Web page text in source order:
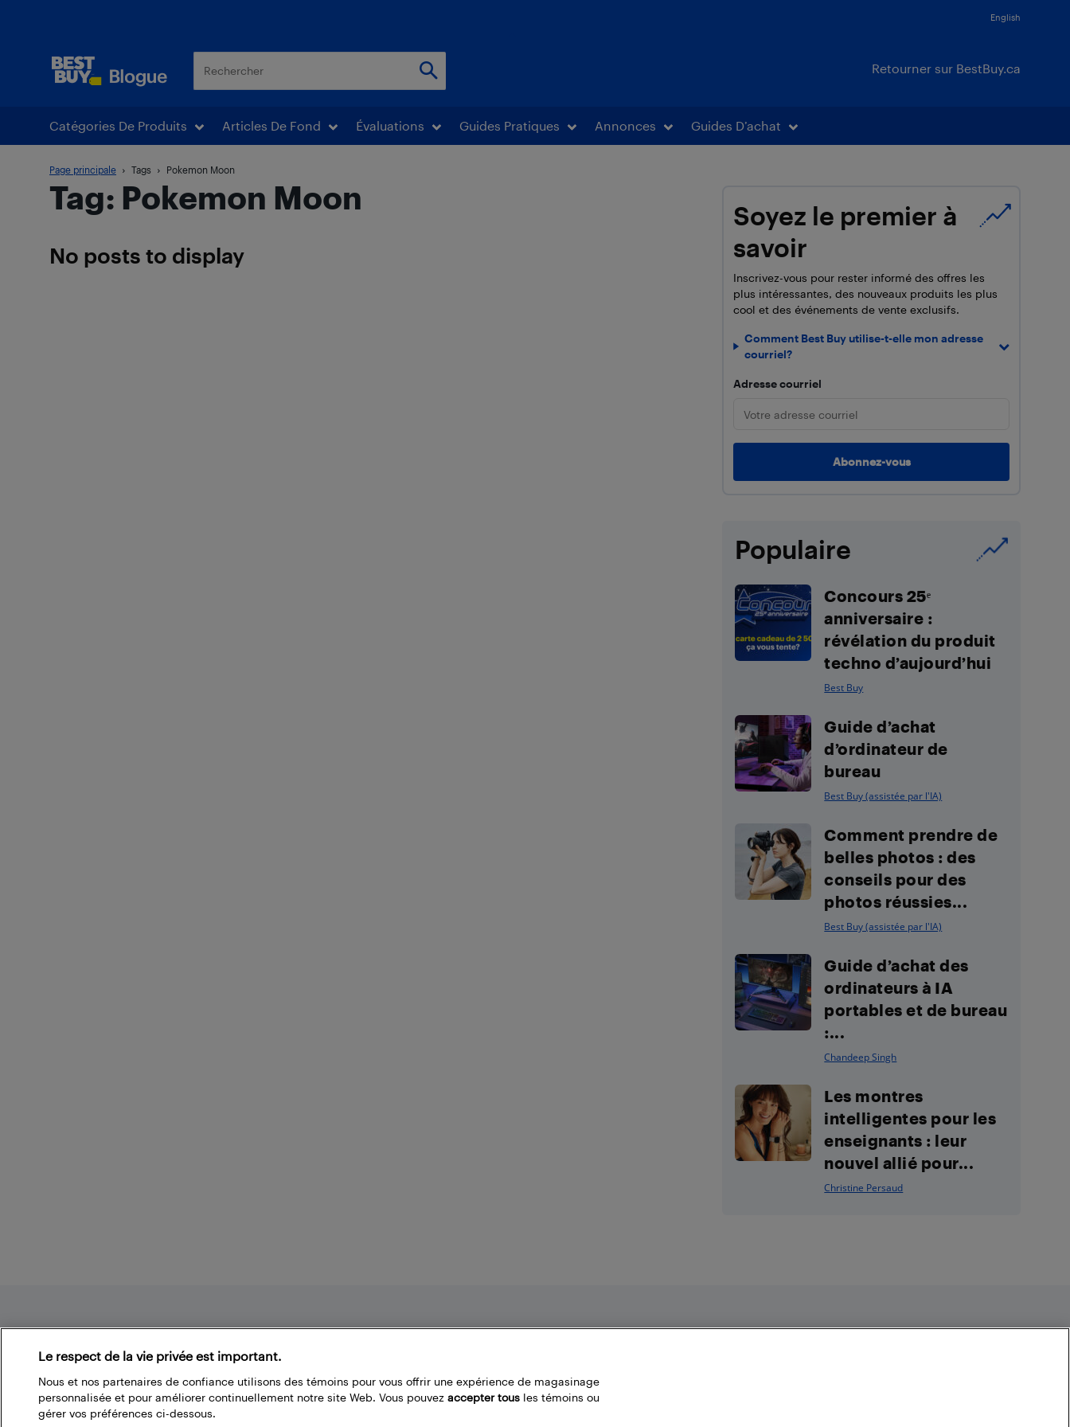
English
Retourner sur BestBuy.ca
Catégories De Produits Articles De Fond Évaluations Guides Pratiques Annonces Guides D’achat
Page principale Tags Pokemon Moon
Tag: Pokemon Moon
No posts to display
Soyez le premier à
savoir
Inscrivez-vous pour rester informé des offres les
plus intéressantes, des nouveaux produits les plus
cool et des événements de vente exclusifs.
Comment Best Buy utilise-t-elle mon adresse
courriel?
Adresse courriel
Populaire
Concours 25ᵉ
anniversaire :
révélation du produit
techno d’aujourd’hui
Best Buy
Guide d’achat
d’ordinateur de
bureau
Best Buy (assistée par l'IA)
Comment prendre de
belles photos : des
conseils pour des
photos réussies...
Best Buy (assistée par l'IA)
Guide d’achat des
ordinateurs à IA
portables et de bureau
:...
Chandeep Singh
Les montres
intelligentes pour les
enseignants : leur
nouvel allié pour...
Christine Persaud
À propos du blogue de Best Buy
Branchez-vous à la communauté Best Buy. Vous pouvez
Politique de confidentialité Bestbuy.ca
Le respect de la vie privée est important.
Nous et nos partenaires de confiance utilisons des témoins pour vous offrir une expérience de magasinage
personnalisée et pour améliorer continuellement notre site Web. Vous pouvez accepter tous les témoins ou
gérer vos préférences ci-dessous.